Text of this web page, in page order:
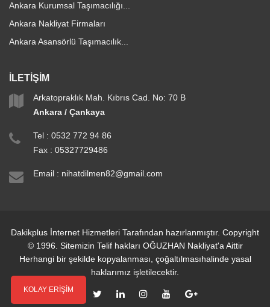
Ankara Kurumsal Taşımacılığı...
Ankara Nakliyat Firmaları
Ankara Asansörlü Taşımacılık...
İLETİŞİM
Arkatopraklık Mah. Kıbrıs Cad. No: 70 B
Ankara / Çankaya
Tel : 0532 772 94 86
Fax : 05327729486
Email : nihatdilmen82@gmail.com
Dakikplus İnternet Hizmetleri Tarafından hazırlanmıştır. Copyright
© 1996. Sitemizin Telif hakları OĞUZHAN Nakliyat'a Aittir
Herhangi bir şekilde kopyalanması, çoğaltılmasıhalinde yasal
haklarımız işletilecektir.
KOLAY ERİŞİM